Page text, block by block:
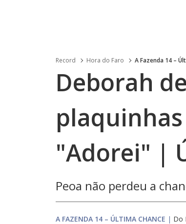
Record Hora do Faro A Fazenda 14 –
Deborah
"Adorei" |
Peoa não perdeu a
A FAZENDA 14 – ÚLTIMA CHANCE | Do